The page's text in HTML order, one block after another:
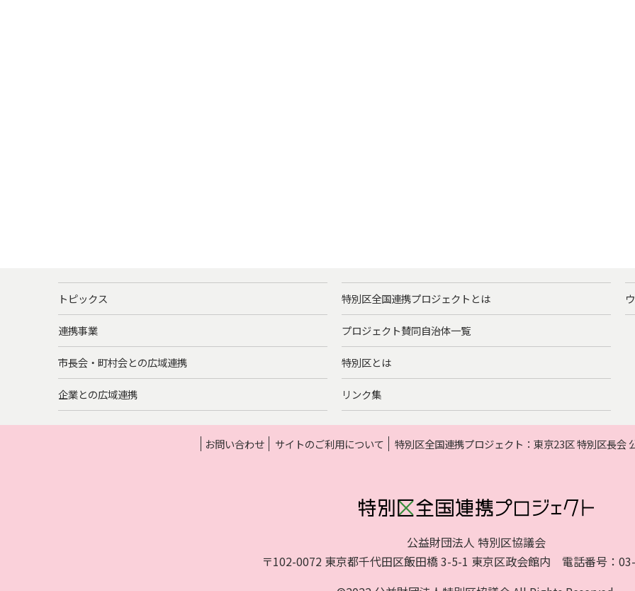
トピックス
連携事業
市長会・町村会との広域連携
企業との広域連携
特別区全国連携プロジェクトとは
プロジェクト賛同自治体一覧
特別区とは
リンク集
お問い合わせ サイトのご利用について 特別区全国連携プロジェクト：東京23区 特別区長会
公益財団法人 特別区協議会
〒102-0072 東京都千代田区飯田橋 3-5-1 東京区政会館内 電話番号：